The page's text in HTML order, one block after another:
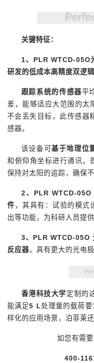
关键特征：
1、 PLR WTCD-05O
研发的低成本高精度双逻
跟踪系统的传感器平
差，能够适应大范围的太
不会丢失目标，此传感器
感器。
该设备可基于地理位
和俯仰角坐标进行通讯，
保持对太阳的追踪，确保
2、 PLR WTCD-
件，其具有：试验的模式
出等功能，为科研人员提
3、 PLR WTCD-05O
反应器，具有更大的光电
香港科技大学定制的
能满足5 L处理量的载荷
样化的应用场景，泊菲莱
如您有需
400-